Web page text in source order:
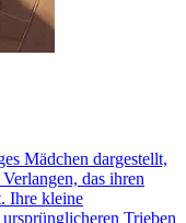
Mädchen dargestellt,
das ihren
Ihre kleine
Trieben